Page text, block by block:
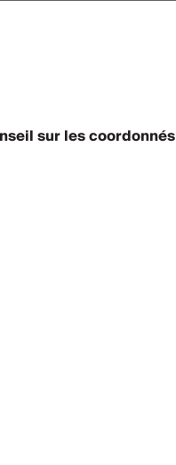
sur les coordonnés